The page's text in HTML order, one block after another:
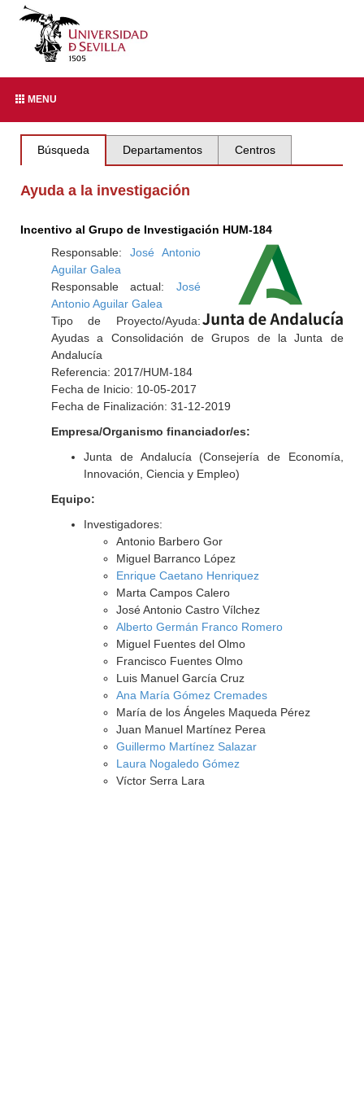
MENU
Búsqueda Departamentos Centros
Ayuda a la investigación
Incentivo al Grupo de Investigación HUM-184
Responsable: José Antonio
Aguilar Galea
Responsable actual: José
Antonio Aguilar Galea
Tipo de Proyecto/Ayuda:
Ayudas a Consolidación de Grupos de la Junta de
Andalucía
Referencia: 2017/HUM-184
Fecha de Inicio: 10-05-2017
Fecha de Finalización: 31-12-2019
Empresa/Organismo financiador/es:
Junta de Andalucía (Consejería de Economía,
Innovación, Ciencia y Empleo)
Equipo:
Investigadores:
Antonio Barbero Gor
Miguel Barranco López
Enrique Caetano Henriquez
Marta Campos Calero
José Antonio Castro Vílchez
Alberto Germán Franco Romero
Miguel Fuentes del Olmo
Francisco Fuentes Olmo
Luis Manuel García Cruz
Ana María Gómez Cremades
María de los Ángeles Maqueda Pérez
Juan Manuel Martínez Perea
Guillermo Martínez Salazar
Laura Nogaledo Gómez
Víctor Serra Lara